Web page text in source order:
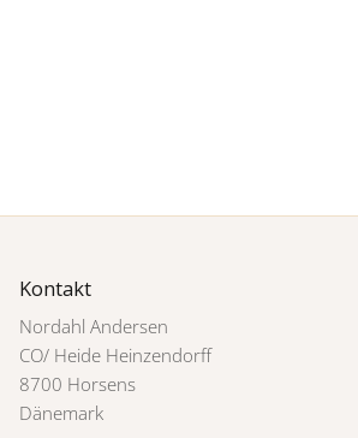
Kontakt
Nordahl Andersen
CO/ Heide Heinzendorff
8700 Horsens
Dänemark